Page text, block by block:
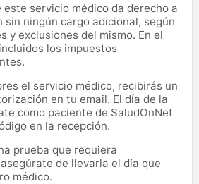
este servicio médico da derecho a
sin ningún cargo adicional, según
y exclusiones del mismo. En el
los impuestos
el servicio médico, recibirás un
en tu email. El día de la
como paciente de SaludOnNet
en la recepción.
prueba que requiera
de llevarla el día que
médico.